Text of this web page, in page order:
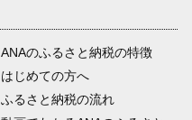
ANAのふるさと納税の特徴
はじめての方へ
ふるさと納税の流れ